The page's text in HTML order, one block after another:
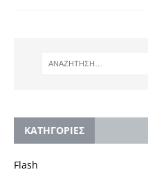
KΑΤΗΓΟΡΙΕΣ
Flash